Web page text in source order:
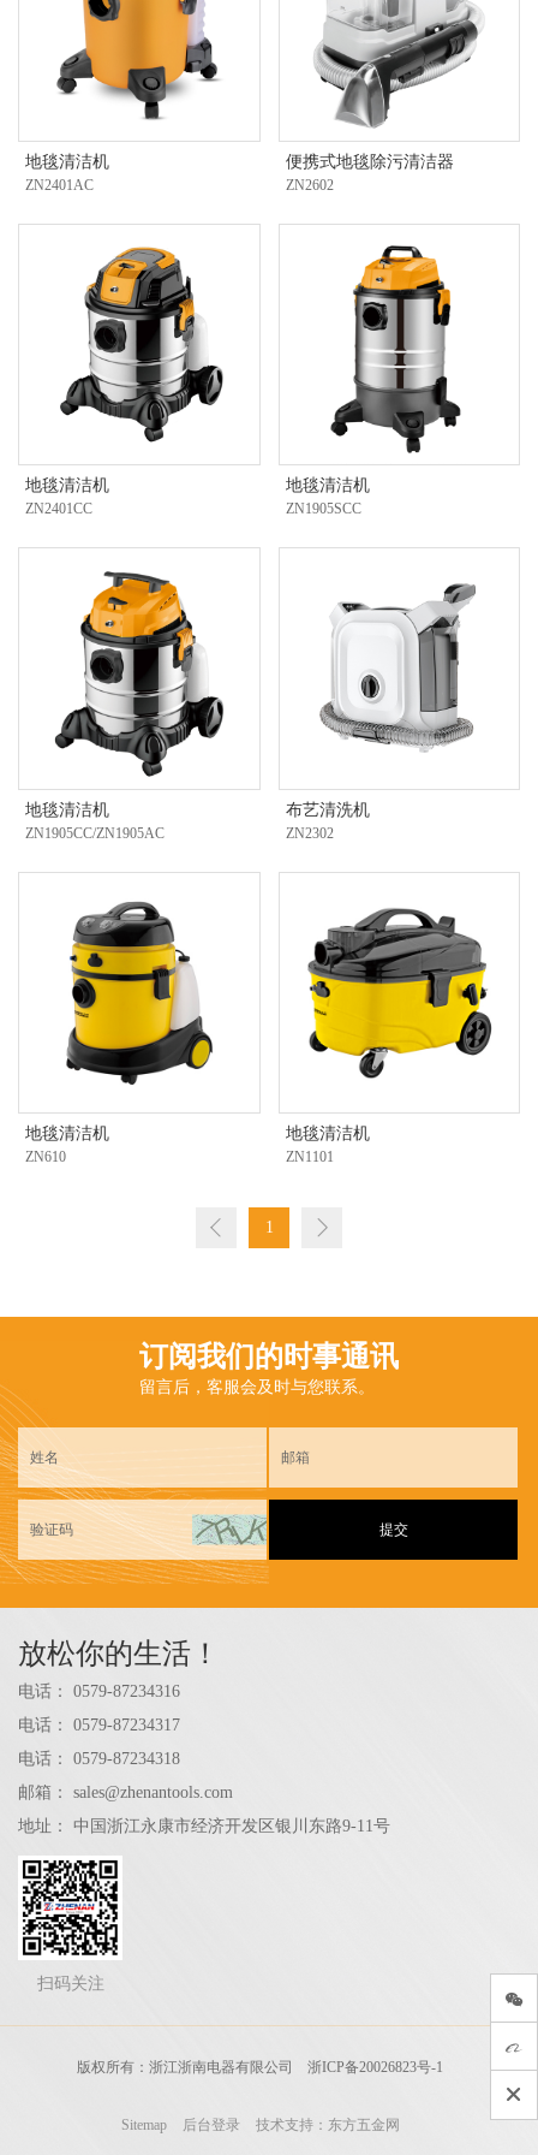
地毯清洁机
ZN2401AC
便携式地毯除污清洁器
ZN2602
地毯清洁机
ZN2401CC
地毯清洁机
ZN1905SCC
地毯清洁机
ZN1905CC/ZN1905AC
布艺清洗机
ZN2302
地毯清洁机
ZN610
地毯清洁机
ZN1101
1
欢
登
录
订阅我们的时事通讯
留言后，客服会及时与您联系。
提交
放松你的生活！
电话：
0579-87234316
电话：
0579-87234317
电话：
0579-87234318
邮箱：
sales@zhenantools.com
地址：
中国浙江永康市经济开发区银川东路9-11号
扫码关注
版权所有：浙江浙南电器有限公司 浙ICP备20026823号-1
Sitemap 后台登录 技术支持：东方五金网